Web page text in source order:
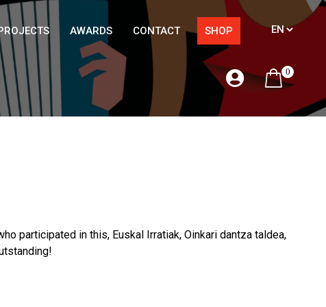
AWARDS CONTACT SHOP
0
participated in this, Euskal Irratiak, Oinkari dantza taldea,